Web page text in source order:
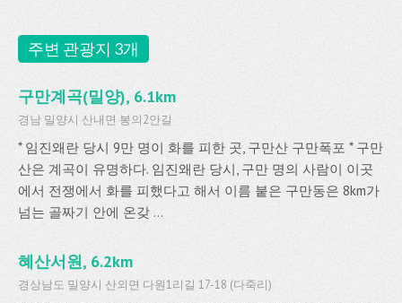
주변 관광지 3개
구만계곡(밀양), 6.1km
경남 밀양시 산내면 봉의2안길
* 임진왜란 당시 9만 명이 화를 피한 곳, 구만산 구만폭포 * 구만
산은 계곡이 유명하다. 임진왜란 당시, 구만 명의 사람이 이곳
에서 전쟁에서 화를 피했다고 해서 이름 붙은 구만동은 8km가
넘는 골짜기 안에 온갖 ...
혜산서원, 6.2km
경상남도 밀양시 산외면 다원1리길 17-18 (다죽리)